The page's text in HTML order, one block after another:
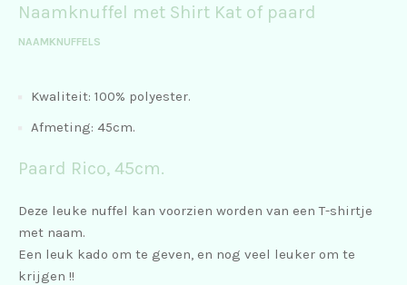
Naamknuffel met Shirt Kat of paard
NAAMKNUFFELS
Kwaliteit: 100% polyester.
Afmeting: 45cm.
Paard Rico, 45cm.
Deze leuke nuffel kan voorzien worden van een T-shirtje
met naam.
Een leuk kado om te geven, en nog veel leuker om te
krijgen !!